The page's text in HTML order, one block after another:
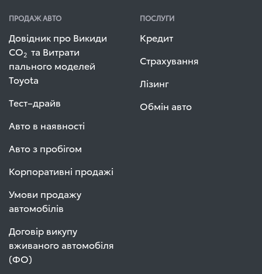
ПРОДАЖ АВТО
Довідник про Викиди
СО2 та Витрати
пального моделей
Toyota
Тест–драйв
Авто в наявності
Авто з пробігом
Корпоративні продажі
Умови продажу
автомобілів
Договір викупу
вживаного автомобіля
(ФО)
ПОСЛУГИ
Кредит
Страхування
Лізинг
Обмін авто